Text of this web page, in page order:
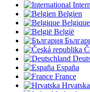
Belgien
Belgique
België
España
France
Hrvatska